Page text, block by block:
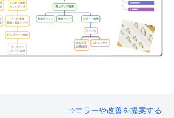
⇒エラーや改善を提案する